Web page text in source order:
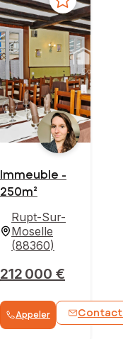
WhatsApp
Immeuble -
250m²
Rupt-Sur-
Moselle
(88360)
212 000 €
Appeler